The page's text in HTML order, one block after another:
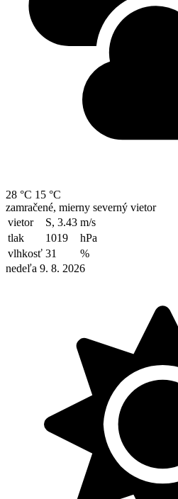
28 °C 15 °C
zamračené, mierny severný vietor
vietor
S, 3.43 m/s
tlak
1019
hPa
vlhkosť 31
%
nedeľa 9. 8. 2026